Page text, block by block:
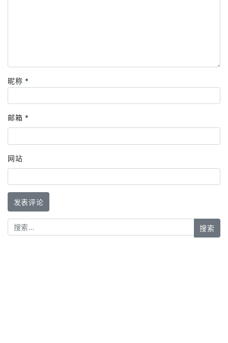
昵称 *
邮箱 *
网站